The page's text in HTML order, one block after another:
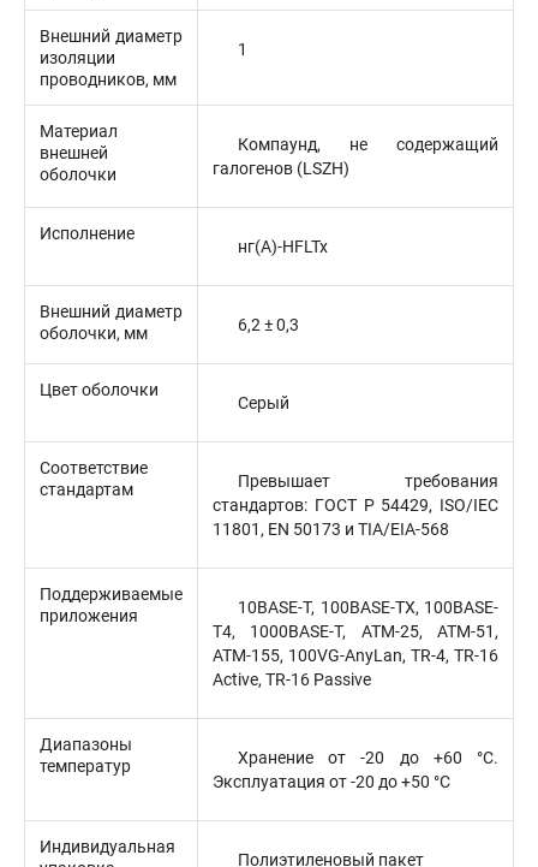
Внешний диаметр
изоляции
проводников, мм
1
Материал
внешней
оболочки
Компаунд, не содержащий
галогенов (LSZH)
Исполнение
нг(А)-HFLTx
Внешний диаметр
оболочки, мм
6,2 ± 0,3
Цвет оболочки
Серый
Соответствие
стандартам
Превышает требования
стандартов: ГОСТ Р 54429, ISO/IEC
11801, EN 50173 и TIA/EIA-568
Поддерживаемые
приложения
10BASE-T, 100BASE-TX, 100BASE-
T4, 1000BASE-T, ATM-25, ATM-51,
ATM-155, 100VG-AnyLan, TR-4, TR-16
Active, TR-16 Passive
Диапазоны
температур
Хранение от -20 до +60 °C.
Эксплуатация от -20 до +50 °C
Индивидуальная
Полиэтиленовый пакет